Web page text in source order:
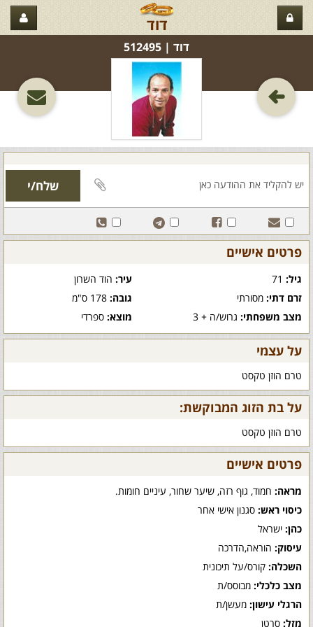
דוד
דוד‏ | 512495
פרטים אישיים
גיל: עיר:הוד השרון
זרם דתי: מסורתי גובה:178 ס"מ
מצב משפחתי: גרוש/ה + 3 מוצא:ספרדי
על עצמי
טרם הוזן טקסט
על בת הזוג המבוקשת:
טרם הוזן טקסט
פרטים אישיים
מראה: חמוד, גוף רזה, שיער שחור, עיניים חומות.
כיסוי ראש: סגנון אישי אחר
כהן: ישראל
עיסוק: הוראה,הדרכה
השכלה: קורס/על תיכונית
מצב כלכלי: מבוסס/ת
הרגלי עישון: מעשן/ת
מזל: סרטן